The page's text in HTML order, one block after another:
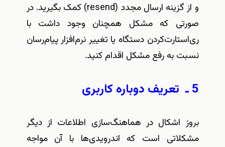
و از گزینه‌ ارسال مجدد (resend) کمک بگیرید. در
صورتی که مشکل همچنان وجود داشت با
ری‌استارت‌کردن دستگاه یا تغییر نرم‌افزار پیام‌رسان
نسبت به رفع مشکل اقدام کنید.
5 ـ ‌ تعریف دوباره کاربری
بروز اشکال در هماهنگ‌سازی اطلاعات از دیگر
مشکلاتی است که اندرویدی‌ها با آن مواجه